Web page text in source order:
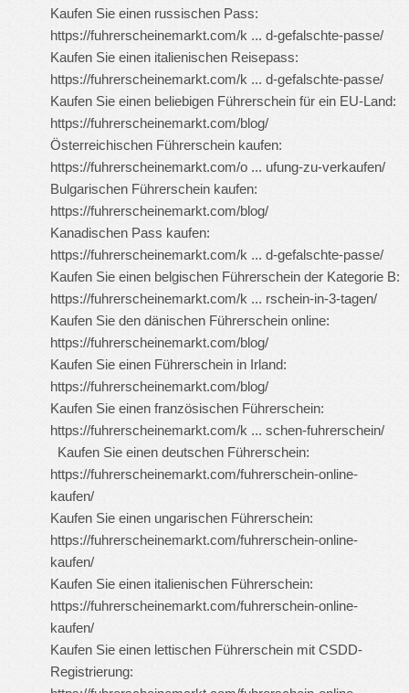
Kaufen Sie einen russischen Pass:
https://fuhrerscheinemarkt.com/k ... d-gefalschte-passe/
Kaufen Sie einen italienischen Reisepass:
https://fuhrerscheinemarkt.com/k ... d-gefalschte-passe/
Kaufen Sie einen beliebigen Führerschein für ein EU-Land:
https://fuhrerscheinemarkt.com/blog/
Österreichischen Führerschein kaufen:
https://fuhrerscheinemarkt.com/o ... ufung-zu-verkaufen/
Bulgarischen Führerschein kaufen:
https://fuhrerscheinemarkt.com/blog/
Kanadischen Pass kaufen:
https://fuhrerscheinemarkt.com/k ... d-gefalschte-passe/
Kaufen Sie einen belgischen Führerschein der Kategorie B:
https://fuhrerscheinemarkt.com/k ... rschein-in-3-tagen/
Kaufen Sie den dänischen Führerschein online:
https://fuhrerscheinemarkt.com/blog/
Kaufen Sie einen Führerschein in Irland:
https://fuhrerscheinemarkt.com/blog/
Kaufen Sie einen französischen Führerschein:
https://fuhrerscheinemarkt.com/k ... schen-fuhrerschein/
Kaufen Sie einen deutschen Führerschein:
https://fuhrerscheinemarkt.com/fuhrerschein-online-
kaufen/
Kaufen Sie einen ungarischen Führerschein:
https://fuhrerscheinemarkt.com/fuhrerschein-online-
kaufen/
Kaufen Sie einen italienischen Führerschein:
https://fuhrerscheinemarkt.com/fuhrerschein-online-
kaufen/
Kaufen Sie einen lettischen Führerschein mit CSDD-
Registrierung: